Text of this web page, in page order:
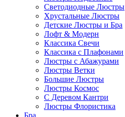
Светодиодные Люстры
Хрустальные Люстры
Детские Люстры и Бра
Лофт & Модерн
Классика Свечи
Классика с Плафонами
Люстры с Абажурами
Люстры Ветки
Большие Люстры
Люстры Космос
С Деревом Кантри
Люстры Флористика
Бра